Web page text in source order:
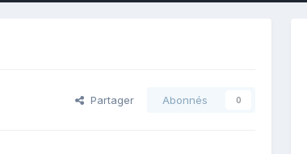
Partager Abonnés 0